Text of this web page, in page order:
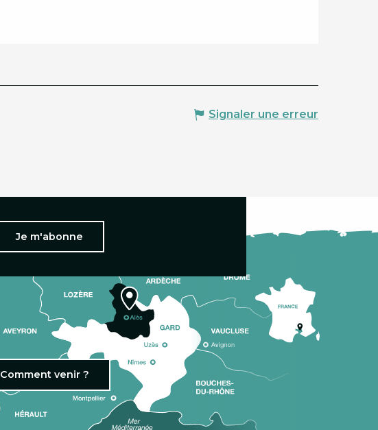
Signaler une erreur
Je m'abonne
Comment venir ?